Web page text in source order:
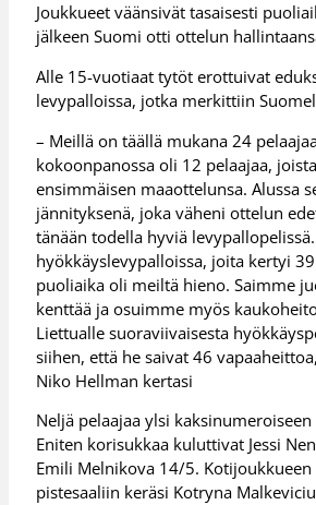
Joukkueet väänsivät tasaisesti
jälkeen Suomi otti ottelun
Alle 15-vuotiaat tytöt erottuivat
levypalloissa, jotka merkittiin
– Meillä on täällä mukana 24
kokoonpanossa oli 12 pelaajaa,
ensimmäisen maaottelunsa. Alussa
jännityksenä, joka väheni ottelun
tänään todella hyviä
hyökkäyslevypalloissa, joita kertyi
puoliaika oli meiltä hieno. Saimme
kenttää ja osuimme myös
Liettualle suoraviivaisesta
siihen, että he saivat 46
Niko Hellman kertasi
Neljä pelaajaa ylsi
Eniten korisukkaa kuluttivat Jessi
Emili Melnikova 14/5. Kotijoukkueen
pistesaaliin keräsi Kotryna